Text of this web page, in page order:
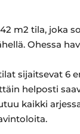
m2 tila, joka
Ohessa
sijaitsevat 6
helposti
kaikki